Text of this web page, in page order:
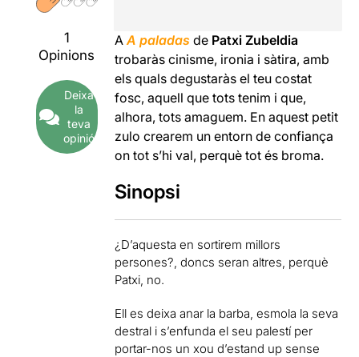
1
Opinions
Deixa
la
teva
opinió
AA paladas de Patxi Zubeldia
trobaràs cinisme, ironia i sàtira, amb
els quals degustaràs el teu costat
fosc, aquell que tots tenim i que,
alhora, tots amaguem. En aquest petit
zulo crearem un entorn de confiança
on tot s’hi val, perquè tot és broma.
Sinopsi
¿D’aquesta en sortirem millors
persones?, doncs seran altres, perquè
Patxi, no.
Ell es deixa anar la barba, esmola la seva
destral i s’enfunda el seu palestí per
portar-nos un xou d’estand up sense